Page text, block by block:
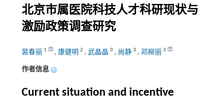
北京市属医院科技人才科研现状与
激励政策调查研究
裴春丽 1 , 康健明 2 , 武晶晶 3 , 尚静 3 , 邓柳丽 3
作者信息 +
Current situation and incentive